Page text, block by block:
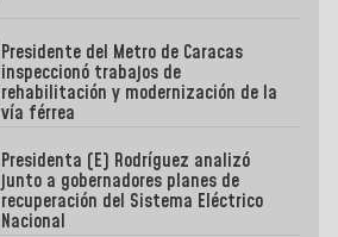
Presidente del Metro de Caracas
inspeccionó trabajos de
rehabilitación y modernización de la
vía férrea
Presidenta (E) Rodríguez analizó
junto a gobernadores planes de
recuperación del Sistema Eléctrico
Nacional